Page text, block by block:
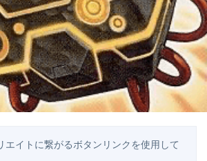
エイトに繋がるボタンリンクを使用して